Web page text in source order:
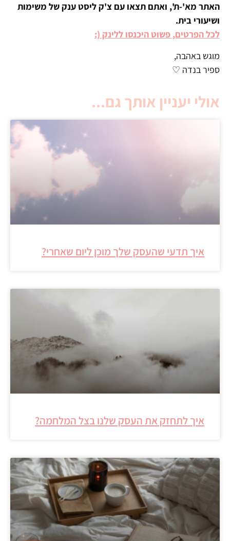
האתר מא'-ת', ואתם תצאו עם צ'ק ליסט ענק של משימות
ושיעורי בית.
לכל הפרטים, פשוט היכנסו ללינק (:
מוגש באהבה,
ספיר בנדה ♡
אולי יעניין אותך גם...
איך תדעי שהעסק שלך מוכן ליום שאחרי?
איך לתחזק את העסק שלנו בצל המלחמה?